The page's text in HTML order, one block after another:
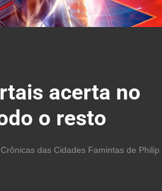
acerta no
o resto
das Cidades Famintas de Philip